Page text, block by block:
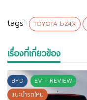
tags: TOYOTA bZ4X
เรื่องที่เกี่ยวข้อง
BYD
EV - REVIEW
แนะนำรถใหม่